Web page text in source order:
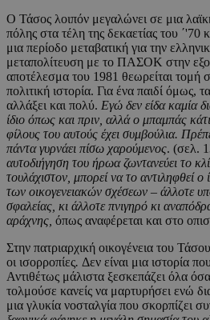
Ο Τάσος λοιπόν μεγαλώνει σε μια
πόλης στα τέλη της δεκαετίας του ΄'70
μια περίοδο μεταβατική για την
μεταπολίτευση με το ΠΑΣΟΚ στην
αποτέλεσμα του 1981 θεωρείται τομή
πολιτική ιστορία. Για ένα παιδί όμως,
αλλάξει και πολύ. Εγώ δεν είδα καμία
ίδιο όπως και πριν, αλλά ο μπαμπάς
φίλους του αυτούς έχει συμβούλια.
πάντα γυρνάει πίσω χαρούμενος. (σελ.
αυτοδιήγηση του ήρωα ζωντανεύει το
τουλάχιστον, μπορεί να το αντιληφθεί ο
των οικογενειακών σχέσεων – άλλοτε
σφαλείας, κι άλλοτε πνιγηρό κι
αράχνης, όπως αναφέρεται και στο
Στην πατριαρχική οικογένεια του
οι ισορροπίες. Δεν είναι μια ιστορία
Αντιθέτως μάλιστα ξεσκεπάζει όλα
τολμούσε κανείς να μαρτυρήσει ενώ
μια γλυκία νοσταλγία που σκορπίζει